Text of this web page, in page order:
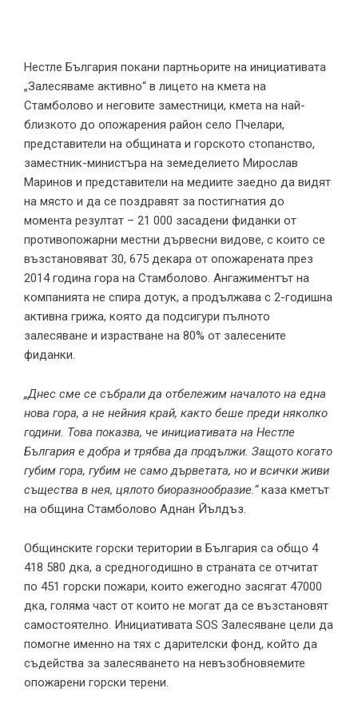
Нестле България покани партньорите на инициативата
„Залесяваме активно“ в лицето на кмета на
Стамболово и неговите заместници, кмета на най-
близкото до опожарения район село Пчелари,
представители на общината и горското стопанство,
заместник-министъра на земеделието Мирослав
Маринов и представители на медиите заедно да видят
на място и да се поздравят за постигнатия до
момента резултат – 21 000 засадени фиданки от
противопожарни местни дървесни видове, с които се
възстановяват 30, 675 декара от опожарената през
2014 година гора на Стамболово. Ангажиментът на
компанията не спира дотук, а продължава с 2-годишна
активна грижа, която да подсигури пълното
залесяване и израстване на 80% от залесените
фиданки.
„Днес сме се събрали да отбележим началото на една
нова гора, а не нейния край, както беше преди няколко
години. Това показва, че инициативата на Нестле
България е добра и трябва да продължи. Защото когато
губим гора, губим не само дърветата, но и всички живи
същества в нея, цялото биоразнообразие.“каза кметът
на община Стамболово Аднан Йълдъз.
Общинските горски територии в България са общо 4
418 580 дка, а средногодишно в страната се отчитат
по 451 горски пожари, които ежегодно засягат 47000
дка, голяма част от които не могат да се възстановят
самостоятелно. Инициативата SOS Залесяване цели да
помогне именно на тях с дарителски фонд, който да
съдейства за залесяването на невъзобновяемите
опожарени горски терени.